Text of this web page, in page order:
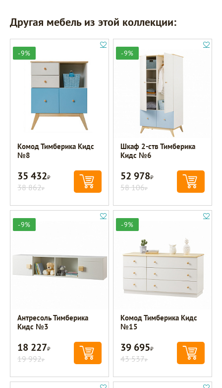
Другая мебель из этой коллекции:
-9%
Комод Тимберика Кидс
№8
35 432Р
38 862Р
-9%
Шкаф 2-ств Тимберика
Кидс №6
52 978Р
58 106Р
-9%
Антресоль Тимберика
Кидс №3
18 227Р
19 992Р
-9%
Комод Тимберика Кидс
№15
39 695Р
43 537Р